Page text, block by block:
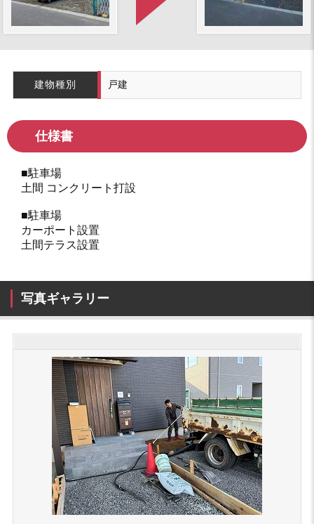
建物種別 戸建
仕様書
■駐車場
土間 コンクリート打設
■駐車場
カーポート設置
土間テラス設置
写真ギャラリー